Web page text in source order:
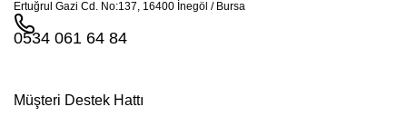
Ertuğrul Gazi Cd. No:137, 16400 İnegöl / Bursa
0534 061 64 84
Müşteri Destek Hattı